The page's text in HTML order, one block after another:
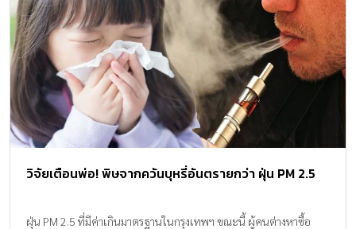
วิจัยเตือนพ่อ! พิษจากควันบุหรี่อันตรายกว่า ฝุ่น PM 2.5
ฝุ่น PM 2.5 ที่มีค่าเกินมาตรฐานในกรุงเทพฯ ขณะนี้ ผู้คนต่างหาซื้อ